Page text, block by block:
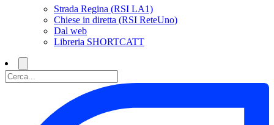
Strada Regina (RSI LA1)
Chiese in diretta (RSI ReteUno)
Dal web
Libreria SHORTCATT